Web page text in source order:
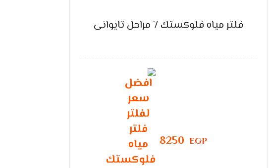
فلتر مياه فلوكستك 7 مراحل تايوانى
EGP
8250